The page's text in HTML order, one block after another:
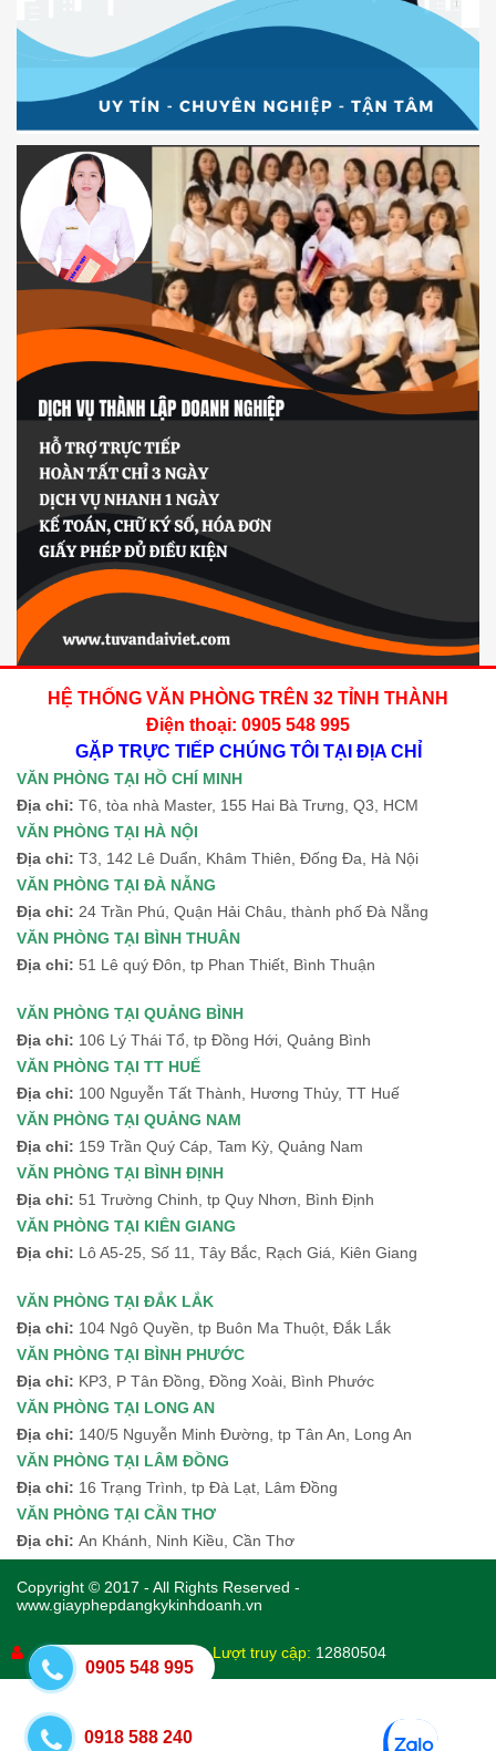
0905 548 995
0918 588 240
HỆ THỐNG VĂN PHÒNG TRÊN 32 TỈNH THÀNH
Điện thoại: 0905 548 995
GẶP TRỰC TIẾP CHÚNG TÔI TẠI ĐỊA CHỈ
VĂN PHÒNG TẠI HỒ CHÍ MINH
Địa chỉ: T6, tòa nhà Master, 155 Hai Bà Trưng, Q3, HCM
VĂN PHÒNG TẠI HÀ NỘI
Địa chỉ: T3, 142 Lê Duẩn, Khâm Thiên, Đống Đa, Hà Nội
VĂN PHÒNG TẠI ĐÀ NẴNG
Địa chỉ: 24 Trần Phú, Quận Hải Châu, thành phố Đà Nẵng
VĂN PHÒNG TẠI BÌNH THUÂN
Địa chỉ: 51 Lê quý Đôn, tp Phan Thiết, Bình Thuận
VĂN PHÒNG TẠI QUẢNG BÌNH
Địa chỉ: 106 Lý Thái Tổ, tp Đồng Hới, Quảng Bình
VĂN PHÒNG TẠI TT HUẾ
Địa chỉ: 100 Nguyễn Tất Thành, Hương Thủy, TT Huế
VĂN PHÒNG TẠI QUẢNG NAM
Địa chỉ: 159 Trần Quý Cáp, Tam Kỳ, Quảng Nam
VĂN PHÒNG TẠI BÌNH ĐỊNH
Địa chỉ: 51 Trường Chinh, tp Quy Nhơn, Bình Định
VĂN PHÒNG TẠI KIÊN GIANG
Địa chỉ: Lô A5-25, Số 11, Tây Bắc, Rạch Giá, Kiên Giang
VĂN PHÒNG TẠI ĐẮK LẮK
Địa chỉ: 104 Ngô Quyền, tp Buôn Ma Thuột, Đắk Lắk
VĂN PHÒNG TẠI BÌNH PHƯỚC
Địa chỉ: KP3, P Tân Đồng, Đồng Xoài, Bình Phước
VĂN PHÒNG TẠI LONG AN
Địa chỉ: 140/5 Nguyễn Minh Đường, tp Tân An, Long An
VĂN PHÒNG TẠI LÂM ĐỒNG
Địa chỉ: 16 Trạng Trình, tp Đà Lạt, Lâm Đồng
VĂN PHÒNG TẠI CẦN THƠ
Địa chỉ: An Khánh, Ninh Kiều, Cần Thơ
Copyright © 2017 - All Rights Reserved -
www.giayphepdangkykinhdoanh.vn
Đang online: Lượt truy cập: 12880504